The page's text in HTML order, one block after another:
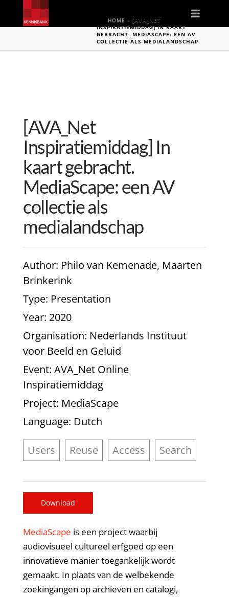
HOME » [AVA_NET
INSPIRATIEMIDDAG] IN KAART
GEBRACHT. MEDIASCAPE: EEN AV
COLLECTIE ALS MEDIALANDSCHAP
[AVA_Net
Inspiratiemiddag] In
kaart gebracht.
MediaScape: een AV
collectie als
medialandschap
Author: Philo van Kemenade, Maarten
Brinkerink
Type: Presentation
Year: 2020
Organisation: Nederlands Instituut
voor Beeld en Geluid
Event: AVA_Net Online
Inspiratiemiddag
Project: MediaScape
Language: Dutch
Users Reuse Access Search
Download
MediaScape is een project waarbij
audiovisueel cultureel erfgoed op een
innovatieve manier toegankelijk wordt
gemaakt. In plaats van de welbekende
zoekingangen op archieven en catalogi,